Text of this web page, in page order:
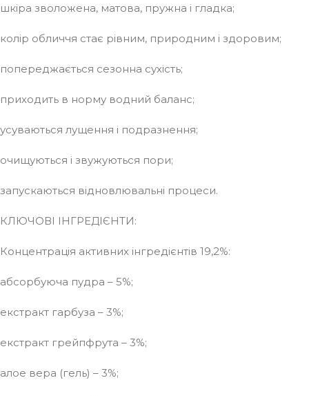
шкіра зволожена, матова, пружна і гладка;
колір обличчя стає рівним, природним і здоровим;
попереджається сезонна сухість;
приходить в норму водний баланс;
усуваються лущення і подразнення;
очищуються і звужуються пори;
запускаються відновлювальні процеси.
КЛЮЧОВІ ІНГРЕДІЄНТИ:
Концентрація активних інгредієнтів 19,2%:
абсорбуюча пудра – 5%;
екстракт гарбуза – 3%;
екстракт грейпфрута – 3%;
алое вера (гель) – 3%;